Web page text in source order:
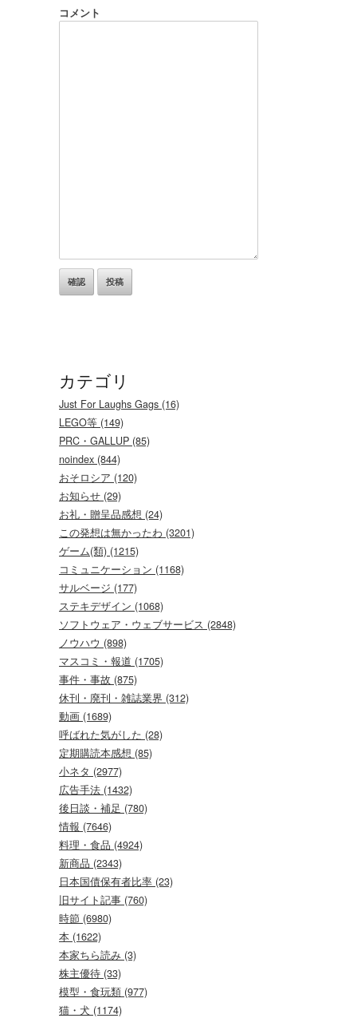
コメント
カテゴリ
Just For Laughs Gags (16)
LEGO等 (149)
PRC・GALLUP (85)
noindex (844)
おそロシア (120)
お知らせ (29)
お礼・贈呈品感想 (24)
この発想は無かったわ (3201)
ゲーム(類) (1215)
コミュニケーション (1168)
サルベージ (177)
ステキデザイン (1068)
ソフトウェア・ウェブサービス (2848)
ノウハウ (898)
マスコミ・報道 (1705)
事件・事故 (875)
休刊・廃刊・雑誌業界 (312)
動画 (1689)
呼ばれた気がした (28)
定期購読本感想 (85)
小ネタ (2977)
広告手法 (1432)
後日談・補足 (780)
情報 (7646)
料理・食品 (4924)
新商品 (2343)
日本国債保有者比率 (23)
旧サイト記事 (760)
時節 (6980)
本 (1622)
本家ちら読み (3)
株主優待 (33)
模型・食玩類 (977)
猫・犬 (1174)